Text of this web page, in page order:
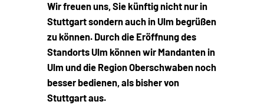
Wir freuen uns, Sie künftig nicht nur in
Stuttgart sondern auch in Ulm begrüßen
zu können. Durch die Eröffnung des
Standorts Ulm können wir Mandanten in
Ulm und die Region Oberschwaben noch
besser bedienen, als bisher von
Stuttgart aus.